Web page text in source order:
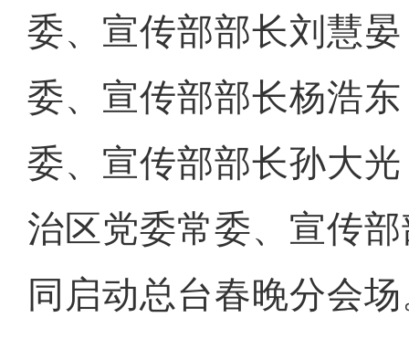
委、宣传部部长刘慧
委、宣传部部长杨浩
委、宣传部部长孙大
治区党委常委、宣传
同启动总台春晚分会